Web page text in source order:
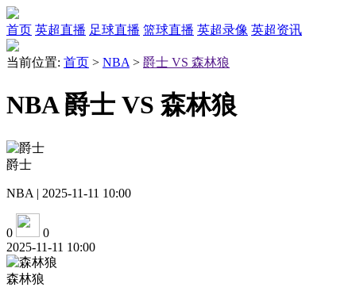
首页 英超直播 足球直播 篮球直播 英超录像 英超资讯
当前位置: 首页 > NBA > 爵士 VS 森林狼
NBA 爵士 VS 森林狼
爵士
NBA | 2025-11-11 10:00
0
0
2025-11-11 10:00
森林狼